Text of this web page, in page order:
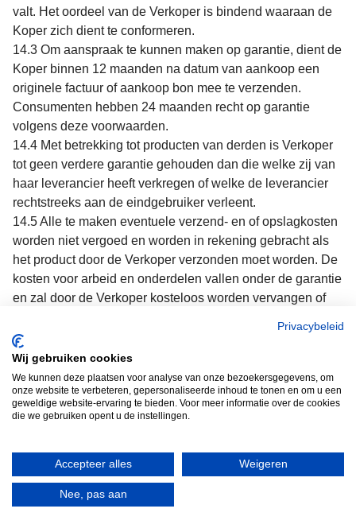
valt. Het oordeel van de Verkoper is bindend waaraan de
Koper zich dient te conformeren.
14.3 Om aanspraak te kunnen maken op garantie, dient de
Koper binnen 12 maanden na datum van aankoop een
originele factuur of aankoop bon mee te verzenden.
Consumenten hebben 24 maanden recht op garantie
volgens deze voorwaarden.
14.4 Met betrekking tot producten van derden is Verkoper
tot geen verdere garantie gehouden dan die welke zij van
haar leverancier heeft verkregen of welke de leverancier
rechtstreeks aan de eindgebruiker verleent.
14.5 Alle te maken eventuele verzend- en of opslagkosten
worden niet vergoed en worden in rekening gebracht als
het product door de Verkoper verzonden moet worden. De
kosten voor arbeid en onderdelen vallen onder de garantie
en zal door de Verkoper kosteloos worden vervangen of
14.6 Door reparatie en/of vervanging gaat de
garantietermijn niet opnieuw lopen.
14.7 Onverminderd het in dit artikel bepaalde, kan er geen
sprake zijn van garantie in de volgende gevallen: a. De
slijtage kan als normaal worden beschouwd; b.
waaronder begrepen reparaties die niet met toestemming
van de Verkoper of de fabrikant zijn verricht; c. De originele
factuur niet kan worden overgelegd, gewijzigd danwel
onleesbaar is gemaakt; d. Gebreken het gevolg zijn van
Privacybeleid
Wij gebruiken cookies
We kunnen deze plaatsen voor analyse van onze bezoekersgegevens, om
onze website te verbeteren, gepersonaliseerde inhoud te tonen en om u een
geweldige website-ervaring te bieden. Voor meer informatie over de cookies
die we gebruiken opent u de instellingen.
Accepteer alles Weigeren
Nee, pas aan